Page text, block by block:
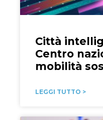
Città
Centro
mobilità
LEGGI TUTTO >